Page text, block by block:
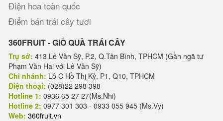
Điện hoa toàn quốc
Điểm bán trái cây tươi
360FRUIT - GIỎ QUÀ TRÁI CÂY
Trụ sở: 413 Lê Văn Sỹ, P.2, Q.Tân Bình, TPHCM (Gần ngã tư
Phạm Văn Hai với Lê Văn Sỹ)
Chi nhánh: Lô C Hồ Thị Kỷ, P1, Q10, TPHCM
Điện thoại: (028)22 298 398
Hotline 1: 0936 65 27 27(Ms.Nhi)
Hotline 2: 0977 301 303 - 0933 055 945 (Ms.Vy)
Web: 360fruit.vn